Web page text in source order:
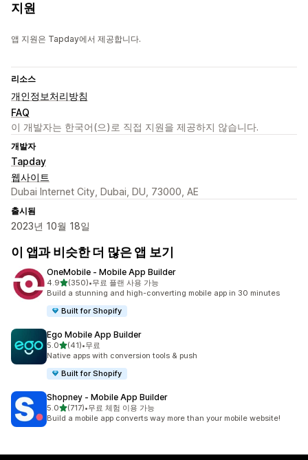
지원
앱 지원은 Tapday에서 제공합니다.
리소스
개인정보처리방침
FAQ
이 개발자는 한국어(으)로 직접 지원을 제공하지 않습니다.
개발자
Tapday
웹사이트
Dubai Internet City, Dubai, DU, 73000, AE
출시됨
2023년 10월 18일
이 앱과 비슷한 더 많은 앱 보기
OneMobile ‑ Mobile App Builder
4.9별 5개 중
(350)
총 리뷰 350개
•무료 플랜 사용 가능
Build a stunning and high-converting mobile app in 30 minutes
Built for Shopify
Ego Mobile App Builder
5.0별 5개 중
(41)
총 리뷰 41개
•무료
Native apps with conversion tools & push
Built for Shopify
Shopney ‑ Mobile App Builder
5.0별 5개 중
(717)
총 리뷰 717개
•무료 체험 이용 가능
Build a mobile app converts way more than your mobile website!